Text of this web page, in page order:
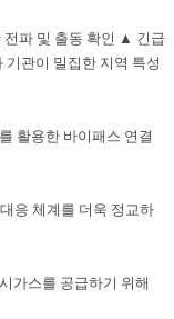
파 및 출동 확인 ▲ 긴급
기관이 밀집한 지역 특성
활용한 바이패스 연결
응 체계를 더욱 정교하
가스를 공급하기 위해